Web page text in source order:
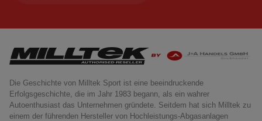
Die Geschichte von Milltek Sport ist eine beeindruckende
Erfolgsgeschichte, die im Jahr 1983 begann, als ein wahrer
Autoenthusiast das Unternehmen gründete. Seitdem hat sich Milltek zu
einem der führenden Hersteller von Hochleistungs-Abgasanlagen